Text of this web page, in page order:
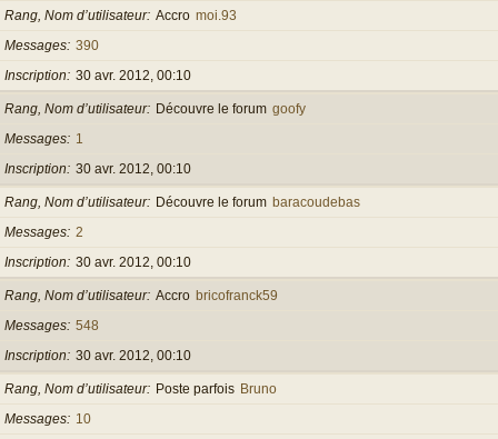
Rang, Nom d’utilisateur Accro moi.93
Messages 390
Inscription
30 avr. 2012, 00:10
Rang, Nom d’utilisateur Découvre le forum goofy
Messages
1
Inscription
30 avr. 2012, 00:10
Rang, Nom d’utilisateur Découvre le forum baracoudebas
Messages 2
Inscription
30 avr. 2012, 00:10
Rang, Nom d’utilisateur Accro bricofranck59
Messages 548
Inscription
30 avr. 2012, 00:10
Rang, Nom d’utilisateur Poste parfois Bruno
Messages
10